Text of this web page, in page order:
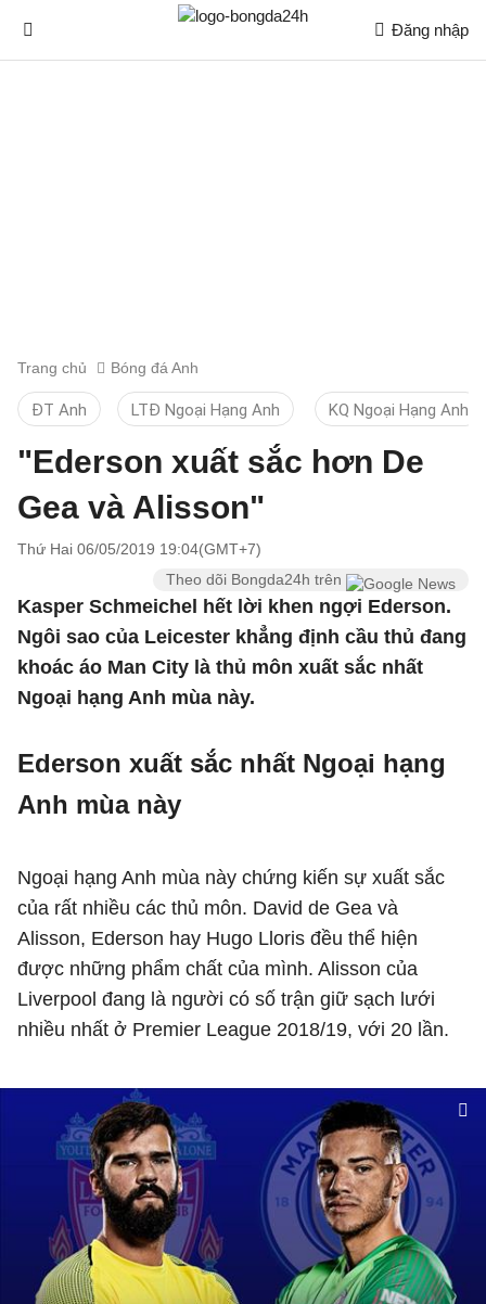
Đăng nhập
Trang chủ Bóng đá Anh
ĐT Anh LTĐ Ngoại Hạng Anh KQ Ngoại Hạng Anh
"Ederson xuất sắc hơn De
Gea và Alisson"
Thứ Hai 06/05/2019 19:04(GMT+7)
Theo dõi Bongda24h trên
Kasper Schmeichel hết lời khen ngợi Ederson.
Ngôi sao của Leicester khẳng định cầu thủ đang
khoác áo Man City là thủ môn xuất sắc nhất
Ngoại hạng Anh mùa này.
Ederson xuất sắc nhất Ngoại hạng
Anh mùa này
Ngoại hạng Anh mùa này chứng kiến sự xuất sắc
của rất nhiều các thủ môn. David de Gea và
Alisson, Ederson hay Hugo Lloris đều thể hiện
được những phẩm chất của mình. Alisson của
Liverpool đang là người có số trận giữ sạch lưới
nhiều nhất ở Premier League 2018/19, với 20 lần.